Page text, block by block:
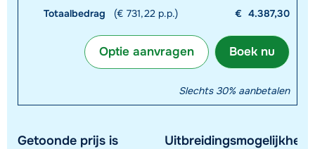
Totaalbedrag (€ 731,22 p.p.) € 4.387,30
Boek nu
Optie aanvragen
Slechts 30% aanbetalen
Getoonde prijs is